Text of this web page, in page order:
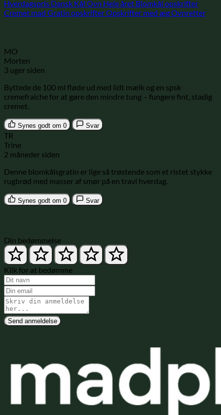
Hverdagspris Dansk Kål Ovn Hele året Blomkål opskrifter
Cremet mad Gratin opskrifterOpskrifter med ægOvnretter
MO
Morten
3 uger siden
Byttede de 100 ml fløde ud med lidt mælk og en spsk
cremefraiche for at gøre den mindre tung – fungere fint, stadig
cremet.
Synes godt om 0 Svar
TR
Trine
2 måneder siden
Denne blomkålsgratin er lige så trøstende som et ristet stykke
rugbrød med masser af smør på en travl hverdag.
Synes godt om 0 Svar
Din bedømmelse
Klik for at bedømme
Send anmeldelse